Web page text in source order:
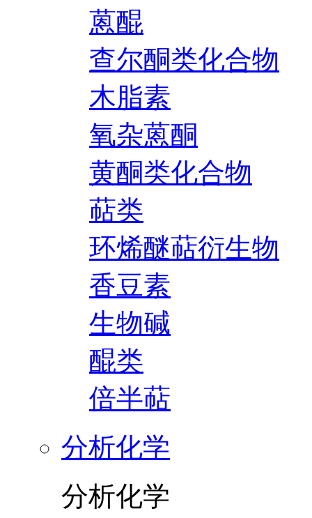
蒽醌
查尔酮类化合物
木脂素
氧杂蒽酮
黄酮类化合物
萜类
环烯醚萜衍生物
香豆素
生物碱
醌类
倍半萜
分析化学
分析化学